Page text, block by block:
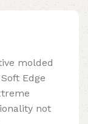
molded
Edge
not